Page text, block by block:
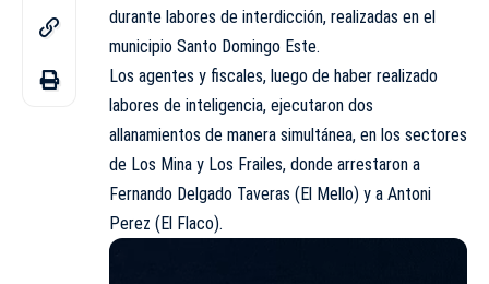
durante labores de interdicción, realizadas en el
municipio Santo Domingo Este.
Los agentes y fiscales, luego de haber realizado
labores de inteligencia, ejecutaron dos
allanamientos de manera simultánea, en los sectores
de Los Mina y Los Frailes, donde arrestaron a
Fernando Delgado Taveras (El Mello) y a Antoni
Perez (El Flaco).